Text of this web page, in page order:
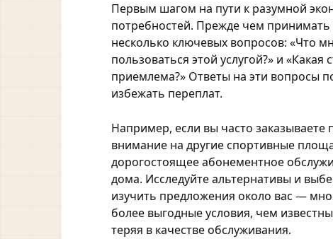
Первым шагом на пути к разумной
потребностей. Прежде чем принимать
несколько ключевых вопросов: «Что
пользоваться этой услугой?» и
приемлема?» Ответы на эти вопросы
избежать переплат.
Например, если вы часто
внимание на другие спортивные
дорогостоящее абонементное
дома. Исследуйте альтернативы и
изучить предложения около вас —
более выгодные условия, чем
теряя в качестве обслуживания.